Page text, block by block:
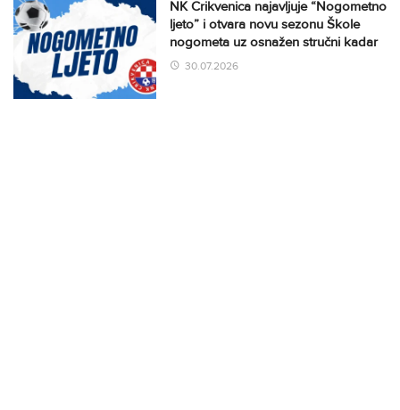
NK Crikvenica najavljuje “Nogometno
ljeto” i otvara novu sezonu Škole
nogometa uz osnažen stručni kadar
30.07.2026